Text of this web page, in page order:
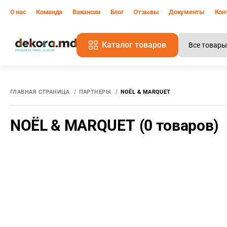
О нас Команда Вакансии Блог Отзывы Документы
Каталог товаров
ГЛАВНАЯ СТРАНИЦА ПАРТНЕРЫ NOËL & MARQUET
NOËL & MARQUET (0 товаров)